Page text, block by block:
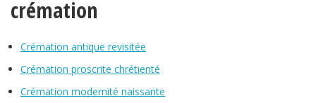
crémation
Crémation antique revisitée
Crémation proscrite chrétienté
Crémation modernité naissante